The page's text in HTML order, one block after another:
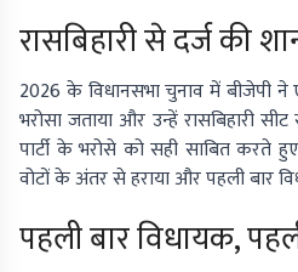
रासबिहारी से दर्ज की
2026 के विधानसभा चुनाव में बीजेपी ने
भरोसा जताया और उन्हें रासबिहारी
पार्टी के भरोसे को सही साबित करते
वोटों के अंतर से हराया और पहली बार
पहली बार विधायक,